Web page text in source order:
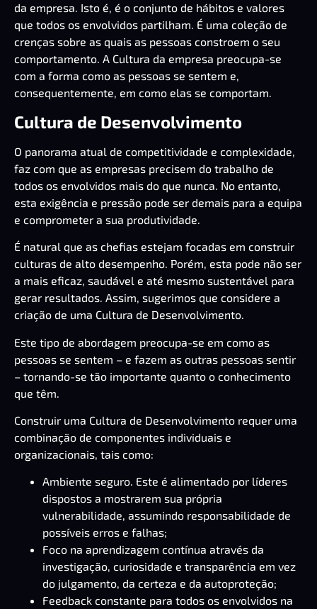
da empresa. Isto é, é o conjunto de hábitos e valores
que todos os envolvidos partilham. É uma coleção de
crenças sobre as quais as pessoas constroem o seu
comportamento. A Cultura da empresa preocupa-se
com a forma como as pessoas se sentem e,
consequentemente, em como elas se comportam.
Cultura de Desenvolvimento
O panorama atual de competitividade e complexidade,
faz com que as empresas precisem do trabalho de
todos os envolvidos mais do que nunca. No entanto,
esta exigência e pressão pode ser demais para a equipa
e comprometer a sua produtividade.
É natural que as chefias estejam focadas em construir
culturas de alto desempenho. Porém, esta pode não ser
a mais eficaz, saudável e até mesmo sustentável para
gerar resultados. Assim, sugerimos que considere a
criação de uma Cultura de Desenvolvimento.
Este tipo de abordagem preocupa-se em como as
pessoas se sentem – e fazem as outras pessoas sentir
– tornando-se tão importante quanto o conhecimento
que têm.
Construir uma Cultura de Desenvolvimento requer uma
combinação de componentes individuais e
organizacionais, tais como:
Ambiente seguro. Este é alimentado por líderes
dispostos a mostrarem sua própria
vulnerabilidade, assumindo responsabilidade de
possíveis erros e falhas;
Foco na aprendizagem contínua através da
investigação, curiosidade e transparência em vez
do julgamento, da certeza e da autoproteção;
Feedback constante para todos os envolvidos na